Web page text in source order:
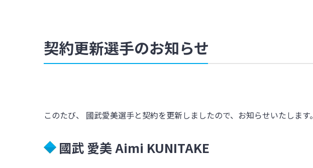
契約更新選手のお知らせ
このたび、 國武愛美選手と契約を更新しましたので、お知らせいたします。
國武 愛美 Aimi KUNITAKE